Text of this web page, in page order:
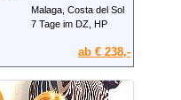
Malaga, Costa del Sol
7 Tage im DZ, HP
ab € 238,-